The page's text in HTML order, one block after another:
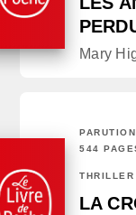
Mary
544
THRILLER
LA